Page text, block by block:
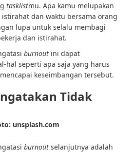
tasklistmu. Apa kamu melupakan
dan waktu bersama orang
lupa untuk selalu membagi
dan istirahat.
burnout ini dapat
hal seperti apa saja yang harus
keseimbangan tersebut.
Tidak
unsplash.com
burnout selanjutnya adalah